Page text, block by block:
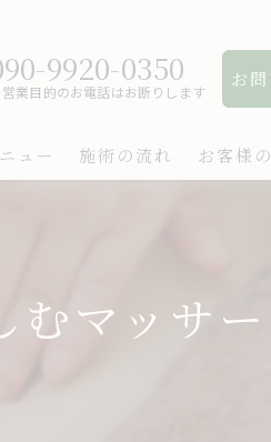
9920-0350
業目的のお電話はお断りします
お
ュー 施術の流れ お客様
マッサ